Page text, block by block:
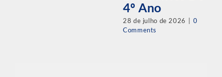
4º Ano
28 de julho de 2026
0
Comments